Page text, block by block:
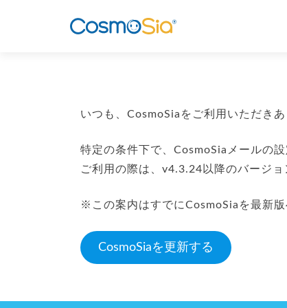
いつも、CosmoSiaをご利用いただきあ
特定の条件下で、CosmoSiaメールの
ご利用の際は、v4.3.24以降のバージ
※この案内はすでにCosmoSiaを最新
CosmoSiaを更新する